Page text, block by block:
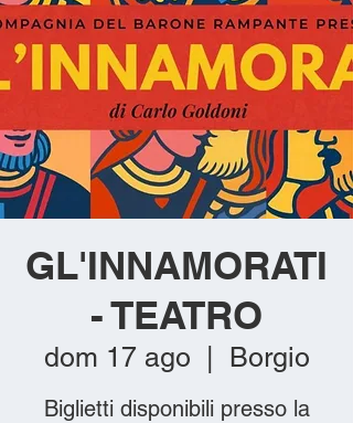
GL'INNAMORATI
- TEATRO
dom 17 ago Borgio
Biglietti disponibili presso la